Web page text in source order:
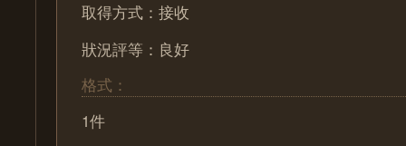
取得方式：接收
狀況評等：良好
格式：
1件